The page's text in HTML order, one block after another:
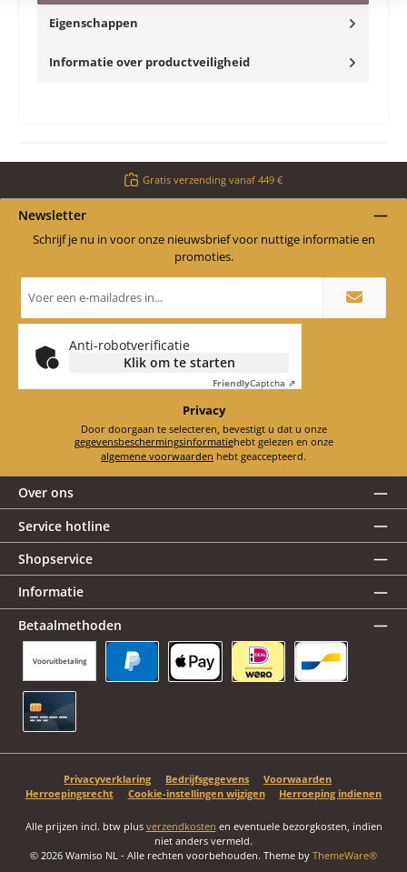
Eigenschappen
Informatie over productveiligheid
Gratis verzending vanaf 449 €
Newsletter
Schrijf je nu in voor onze nieuwsbrief voor nuttige informatie en
promoties.
mailadres
Anti-robotverificatie
Klik om te starten
FriendlyCaptcha ⇗
Privacy
Door doorgaan te selecteren, bevestigt u dat u onze
gegevensbeschermingsinformatie
hebt gelezen en onze
algemene voorwaarden hebt geaccepteerd.
Over ons
Service hotline
Shopservice
Informatie
Betaalmethoden
Vooruitbetaling
Privacyverklaring Bedrijfsgegevens
Voorwaarden
Herroepingsrecht
Cookie-instellingen wijzigen Herroeping indienen
Alle prijzen incl. btw plus verzendkosten en eventuele bezorgkosten, indien
niet anders vermeld.
© 2026 Wamiso NL - Alle rechten voorbehouden. Theme by ThemeWare®